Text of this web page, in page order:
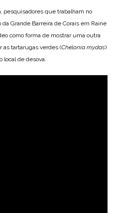
pesquisadores que trabalham no
da Grande Barreira de Corais em Raine
como forma de mostrar uma outra
as tartarugas verdes (Chelonia mydas)
local de desova.